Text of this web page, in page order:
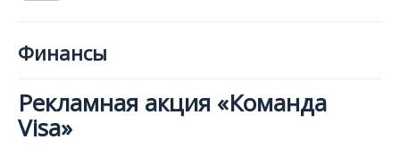
Форум
Финансы
Рекламная акция «Команда
Visa»